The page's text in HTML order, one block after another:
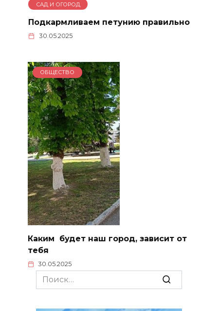
САД И ОГОРОД
Подкармливаем петунию правильно
30.05.2025
ОБЩЕСТВО
Каким будет наш город, зависит от
тебя
30.05.2025
Search
for: